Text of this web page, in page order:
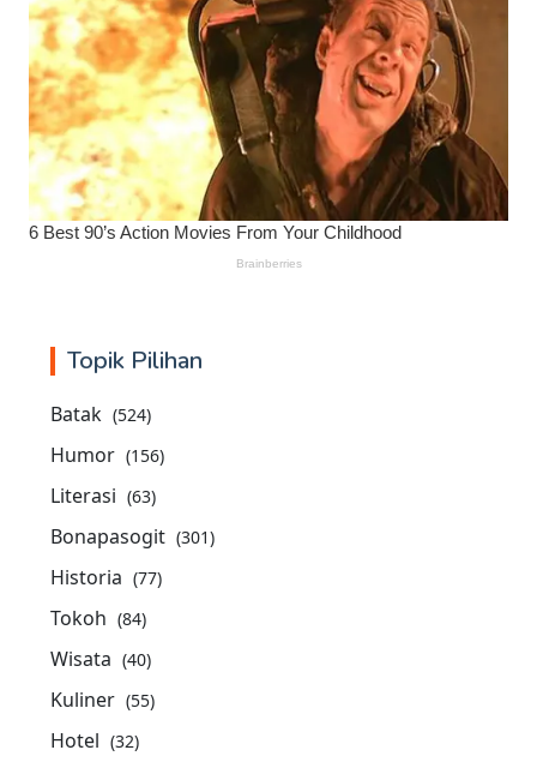
Topik Pilihan
Batak (524)
Humor (156)
Literasi (63)
Bonapasogit (301)
Historia (77)
Tokoh (84)
Wisata (40)
Kuliner (55)
Hotel (32)